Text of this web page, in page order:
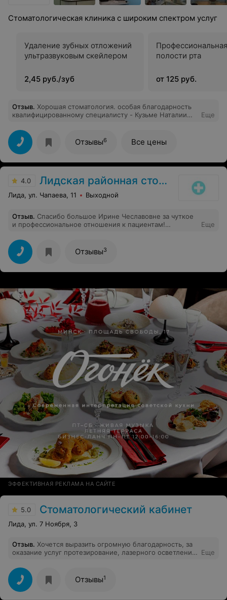
Стоматологическая клиника с широким спектром услуг
Удаление зубных отложений
ультразвуковым скейлером
2,45 руб./зуб
полости рта
от 125 руб.
Отзыв. Хорошая стоматология. особая благодарность
квалифицированному специалисту - Кузьме Наталии
Еще
Отзывы6 Все цены
4.0 Лидская районная стоматологическая поликлиника
Лида, ул. Чапаева, 11 Выходной
Отзыв. Спасибо большое Ирине Чеславовне за чуткое
и профессиональное отношения к пациентам!
Еще
Отзывы3
ЭФФЕКТИВНАЯ РЕКЛАМА НА САЙТЕ
5.0 Стоматологический кабинет
Лида, ул. 7 Ноября, 3
Отзыв. Хочется выразить огромную благодарность, за
оказание услуг протезирование, лазерного осветления
также её коллегам которые проявляют высокий
профессионализм, грамотный подход к клиенту,
внимательность и всегда радушный прием! Спасибо
Вам огромное!
Еще
Отзывы1